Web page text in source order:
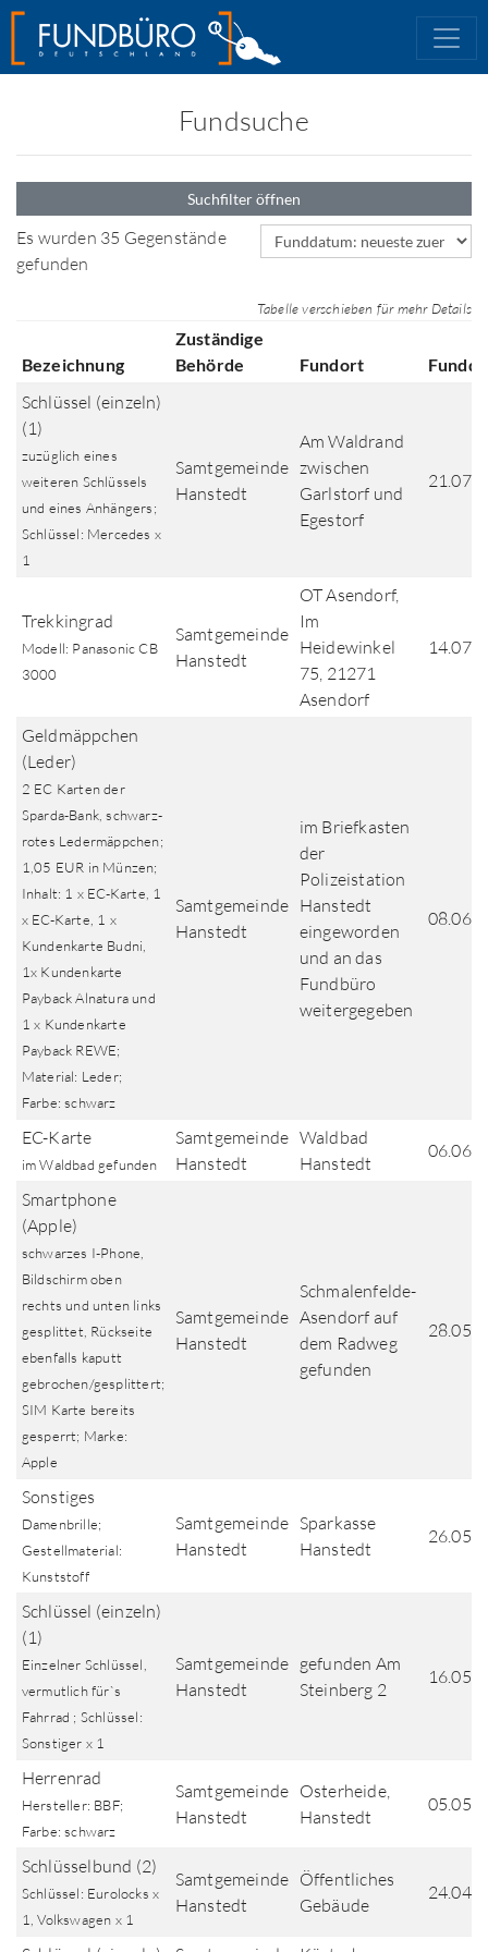
Fundsuche
Suchfilter öffnen
Es wurden 35 Gegenstände
gefunden
Sortierfeld
Tabelle verschieben für mehr Details
Bezeichnung
Zuständige
Behörde
Fundort
Schlüssel (einzeln)
(1)
zuzüglich eines
weiteren Schlüssels
und eines Anhängers;
Schlüssel: Mercedes x
1
Samtgemeinde
Hanstedt
Am Waldrand
zwischen
Garlstorf und
Egestorf
Trekkingrad
Modell: Panasonic CB
3000
Samtgemeinde
Hanstedt
OT Asendorf,
Im
Heidewinkel
75, 21271
Asendorf
Geldmäppchen
(Leder)
2 EC Karten der
Sparda-Bank, schwarz-
rotes Ledermäppchen;
1,05 EUR in Münzen;
Inhalt: 1 x EC-Karte, 1
x EC-Karte, 1 x
Kundenkarte Budni,
1x Kundenkarte
Payback Alnatura und
1 x Kundenkarte
Payback REWE;
Material: Leder;
Farbe: schwarz
Samtgemeinde
Hanstedt
im Briefkasten
der
Polizeistation
Hanstedt
eingeworden
und an das
Fundbüro
weitergegeben
EC-Karte
im Waldbad gefunden
Samtgemeinde
Hanstedt
Waldbad
Hanstedt
Smartphone
(Apple)
schwarzes I-Phone,
Bildschirm oben
rechts und unten links
gesplittet, Rückseite
ebenfalls kaputt
gebrochen/gesplittert;
SIM Karte bereits
gesperrt; Marke:
Apple
Samtgemeinde
Hanstedt
Schmalenfelde-
Asendorf auf
dem Radweg
gefunden
Sonstiges
Damenbrille;
Gestellmaterial:
Kunststoff
Samtgemeinde
Hanstedt
Sparkasse
Hanstedt
Schlüssel (einzeln)
(1)
Einzelner Schlüssel,
vermutlich für`s
Fahrrad ; Schlüssel:
Sonstiger x 1
Samtgemeinde
Hanstedt
gefunden Am
Steinberg 2
Herrenrad
Hersteller: BBF;
Farbe: schwarz
Samtgemeinde
Hanstedt
Osterheide,
Hanstedt
Schlüsselbund (2)
Schlüssel: Eurolocks x
1, Volkswagen x 1
Samtgemeinde
Hanstedt
Öffentliches
Gebäude